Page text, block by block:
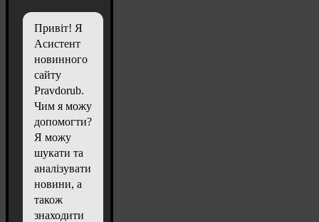
Привіт! Я
Асистент
новинного
сайту
Pravdorub.
Чим я можу
допомогти?
Я можу
шукати та
аналізувати
новини, а
також
знаходити